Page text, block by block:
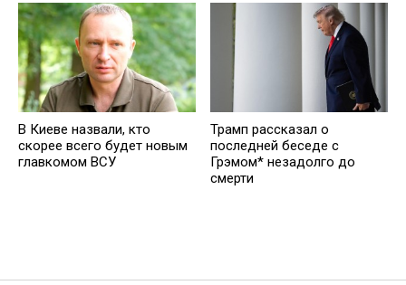
В Киеве назвали, кто
скорее всего будет новым
главкомом ВСУ
Трамп рассказал о
последней беседе с
Грэмом* незадолго до
смерти